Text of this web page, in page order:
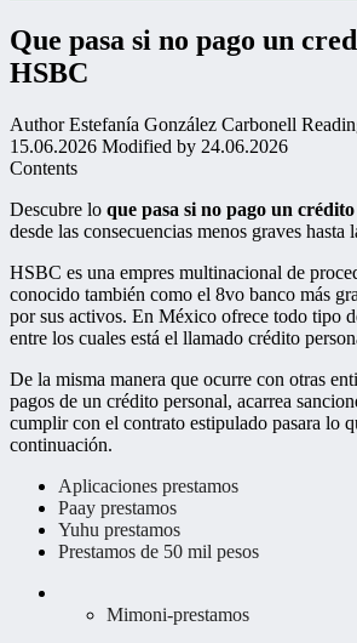
Que pasa si no pago un
HSBC
Author Estefanía González Carbonell
15.06.2026 Modified by 24.06.2026
Contents
Descubre lo que pasa si no pago un
desde las consecuencias menos graves hasta
HSBC es una empres multinacional de
conocido también como el 8vo banco más
por sus activos. En México ofrece todo tipo
entre los cuales está el llamado crédito
De la misma manera que ocurre con otras
pagos de un crédito personal, acarrea
cumplir con el contrato estipulado pasara lo
continuación.
Aplicaciones prestamos
Paay prestamos
Yuhu prestamos
Prestamos de 50 mil pesos
Mimoni-prestamos